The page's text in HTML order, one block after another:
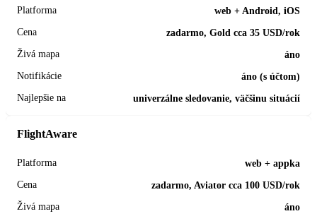
web + Android, iOS
zadarmo, Gold cca 35 USD/rok
áno
áno (s účtom)
univerzálne sledovanie, väčšinu situácií
FlightAware
web + appka
zadarmo, Aviator cca 100 USD/rok
áno